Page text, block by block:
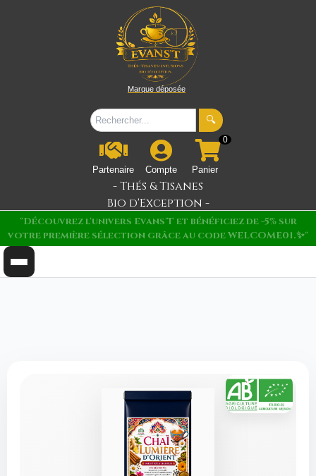
Marque déposée
🔍
Partenaire Compte
0
Panier
- Thés & Tisanes
Bio d'Exception -
"Livraison Gratuite en point relais près de chez vous à
partir de 49€."